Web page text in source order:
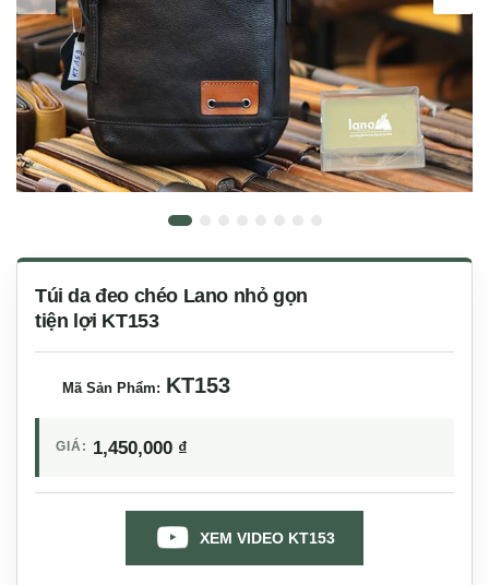
Túi da đeo chéo Lano nhỏ gọn
tiện lợi KT153
Mã Sản Phẩm: KT153
GIÁ: 1,450,000 ₫
XEM VIDEO KT153